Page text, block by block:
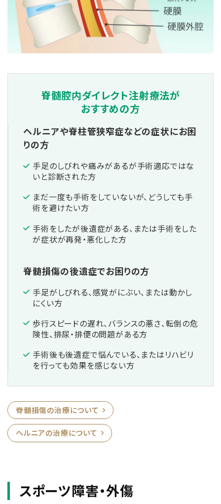
脊髄腔内ダイレクト注射療法が
おすすめの方
ヘルニアや脊柱管狭窄症などの症状にお困
りの方
手足のしびれや痛みがあるが手術適応ではな
いと診断された方
まだ一度も手術をしていないが、どうしても手
術を避けたい方
手術をしたが後遺症がある、または手術をした
が症状が再発・悪化した方
脊髄損傷の後遺症でお困りの方
手足がしびれる、感覚がにぶい、または動かし
にくい方
歩行スピードの遅れ、バランスの悪さ、転倒の危
険性、排尿・排便の問題がある方
手術後も後遺症で悩んでいる、またはリハビリ
を行っても効果を感じない方
脊髄損傷の治療について
ヘルニアの治療について
スポーツ障害・外傷